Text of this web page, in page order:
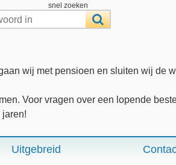
snel zoeken
wij met pensioen en sluiten wij de
Voor vragen over een lopende
Uitgebreid